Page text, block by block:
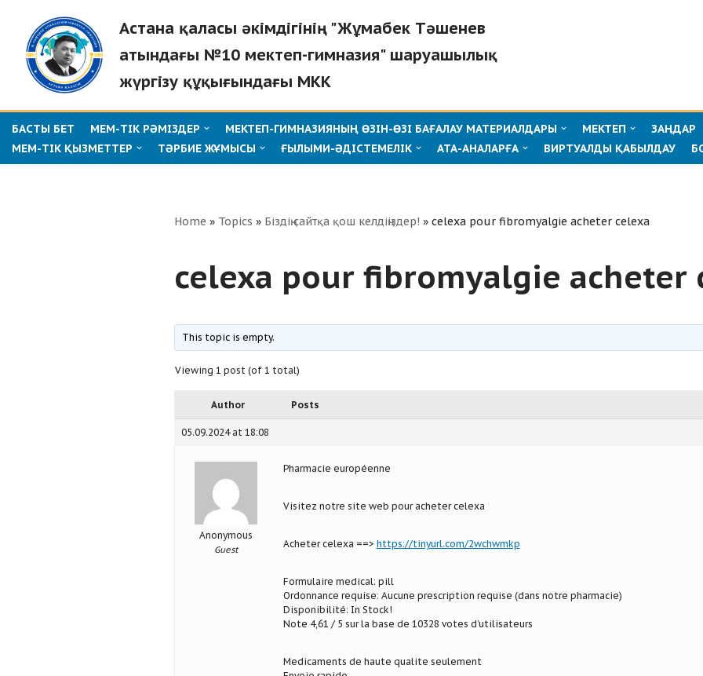
Skip
content
Астана қаласы әкімдігінің "Жұмабек Тәшенев
атындағы №10 мектеп-гимназия" шаруашылық
жүргізу құқығындағы МКК
БАСТЫ БЕТ МЕМ-ТІК РӘМІЗДЕР МЕКТЕП-ГИМНАЗИЯНЫҢ ӨЗІН-ӨЗІ БАҒАЛАУ МАТЕРИАЛДАРЫ МЕКТЕП ЗАҢДАР
МЕМ-ТІК ҚЫЗМЕТТЕР
ТӘРБИЕ ЖҰМЫСЫ ҒЫЛЫМИ-ӘДІСТЕМЕЛІК АТА-АНАЛАРҒА ВИРТУАЛДЫ ҚАБЫЛДАУ
Home » Topics » Біздің сайтқа қош келдіңіздер! » celexa pour fibromyalgie acheter celexa
celexa pour fibromyalgie acheter
This topic is empty.
Viewing 1 post (of 1 total)
Author Posts
05.09.2024 at 18:08
Anonymous
Guest
Pharmacie européenne
Visitez notre site web pour acheter celexa
Acheter celexa ==> https://tinyurl.com/2wchwmkp
Formulaire medical: pill
Ordonnance requise: Aucune prescription requise (dans notre pharmacie)
Disponibilité: In Stock!
Note 4,61 / 5 sur la base de 10328 votes d’utilisateurs
Medicaments de haute qualite seulement